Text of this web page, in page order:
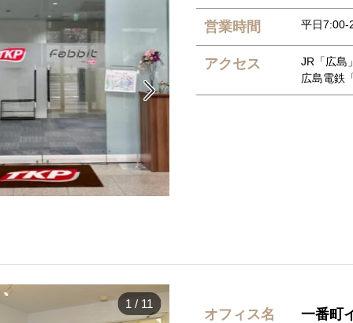

営業時間 平日7:00-
アクセス
JR「広島
広島電鉄
1 / 11
オフィス名
一番町